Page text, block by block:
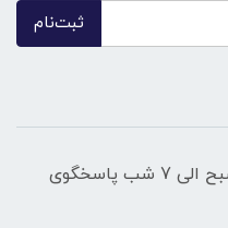
ثبت‌نام
از شنبه تا پنجشنبه، از ساعت 9 صبح الی 7 شب پاسخگوی